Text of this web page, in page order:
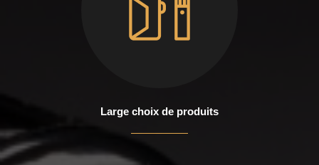
Large choix de produits